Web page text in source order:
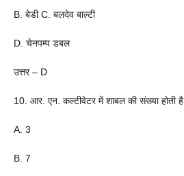
B. बेडी C. बलदेव बाल्टी
D. चेनपम्प डबल
उत्तर – D
10. आर. एन. कल्टीवेटर में शाबल की संख्या होती है
A. 3
B. 7